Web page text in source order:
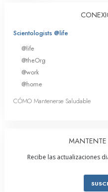
Scientologists @life
@life
@theOrg
@work
@home
CÓMO Mantenerse Saludable
Recibe las actualizaciones